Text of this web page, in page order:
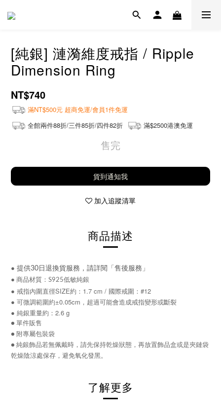
[純銀] 漣漪維度戒指 / Ripple
Dimension Ring
NT$740
滿NT$500元 超商免運/會員1件免運
全館兩件88折/三件85折/四件82折
滿$2500港澳免運
售完
貨到通知我
加入追蹤清單
商品描述
● 提供30日退換貨服務，請詳閱「售後服務」
● 商品材質：S925低敏純銀
● 戒指內圍直徑SIZE約：1.7 cm / 國際戒圍：#12
● 可微調範圍約±0.05cm，超過可能會造成戒指變形或斷裂
● 純銀重量約：2.6 g
● 單件販售
● 附專屬包裝袋
● 純銀飾品若無佩戴時，請先保持乾燥狀態，再放置飾品盒或是夾鏈袋
乾燥陰涼處保存，避免氧化發黑。
了解更多